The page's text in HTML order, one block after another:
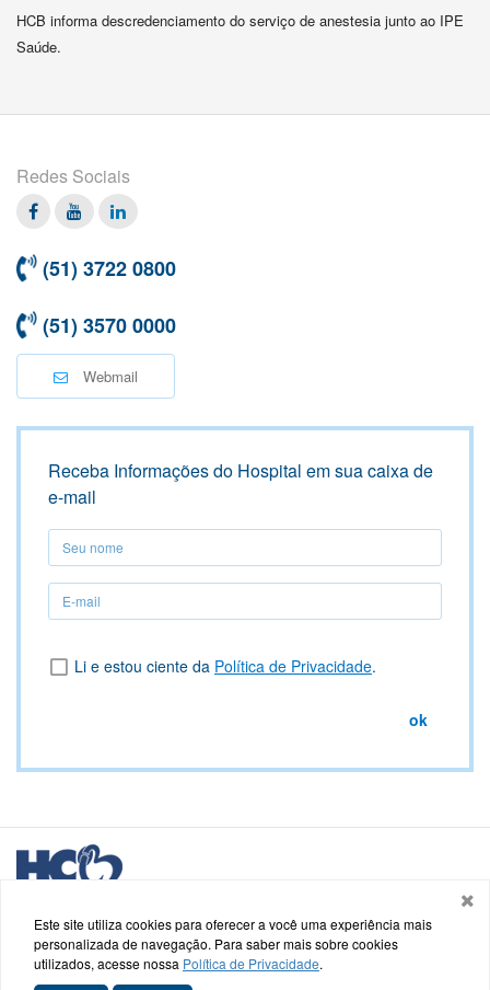
HCB informa descredenciamento do serviço de anestesia junto ao IPE
Saúde.
Redes Sociais
Facebook
TwitterLinkedin
(51) 3722 0800
(51) 3570 0000
Webmail
Receba Informações do Hospital em sua caixa de
e-mail
Seu
nome
Seu
nome
Li e estou ciente da Política de Privacidade.
ok
Logo
HCB
Saldanha Marinho, nº 48, Centro - Cachoeira do Sul - RS
Termos de uso e Política de Privacidade
Este site utiliza cookies para oferecer a você uma experiência mais
personalizada de navegação. Para saber mais sobre cookies
utilizados, acesse nossa Política de Privacidade.